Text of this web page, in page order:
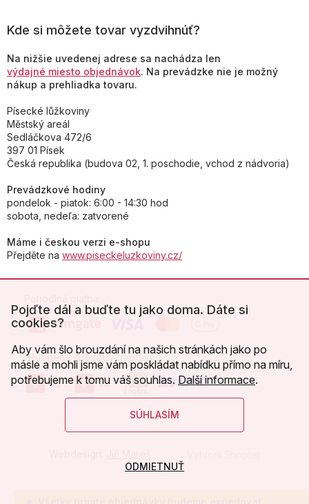
Pojďte dál a buďte tu jako doma. Dáte si
cookies?
Aby vám šlo brouzdání na našich stránkách jako po
másle a mohli jsme vám poskládat nabídku přímo na míru,
potřebujeme k tomu váš souhlas. Další informace.
SÚHLASÍM
ODMIETNUŤ
Kde si môžete tovar vyzdvihnúť?
Na nižšie uvedenej adrese sa nachádza len
výdajné miesto objednávok. Na prevádzke nie je možný
nákup a prehliadka tovaru.
Písecké lůžkoviny
Městský areál
Sedláčkova 472/6
397 01 Písek
Česká republika (budova 02, 1. poschodie, vchod z nádvoria)
Prevádzkové hodiny
pondelok - piatok: 6:00 - 14:30 hod
sobota, nedeľa: zatvorené
Máme i českou verzi e-shopu
Přejděte na www.piseckeluzkoviny.cz/
Obľúbené spôsoby dopravy: